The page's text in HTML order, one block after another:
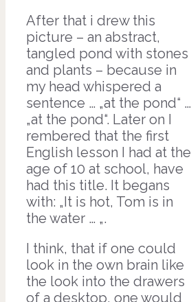
After that i drew this
picture – an abstract,
tangled pond with stones
and plants – because in
my head whispered a
sentence … „at the pond“ …
„at the pond“. Later on I
rembered that the first
English lesson I had at the
age of 10 at school, have
had this title. It begans
with: „It is hot, Tom is in
the water … „.
I think, that if one could
look in the own brain like
the look into the drawers
of a desktop, one would